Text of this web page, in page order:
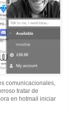
comunicacionales,
tratar de
en hotmail iniciar